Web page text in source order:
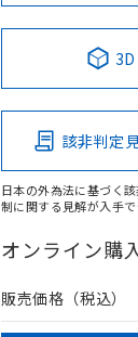
該非判定
日本の外為法に基づく
制に関する見解が入手で
オンライン購
販売価格（税込）